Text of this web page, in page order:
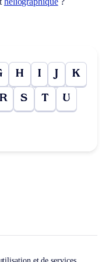
H I J K
R S T U